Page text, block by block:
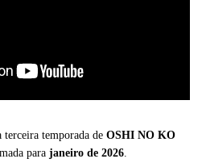
terceira temporada de OSHI NO KO
para janeiro de 2026.